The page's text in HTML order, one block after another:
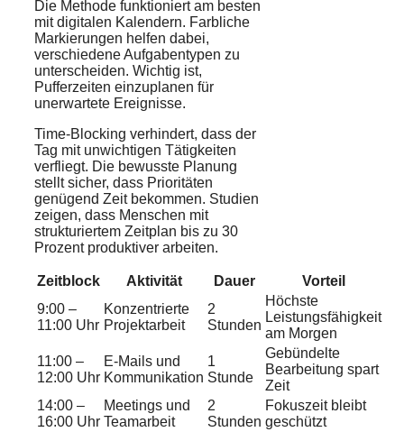
Die Methode funktioniert am besten
mit digitalen Kalendern. Farbliche
Markierungen helfen dabei,
verschiedene Aufgabentypen zu
unterscheiden. Wichtig ist,
Pufferzeiten einzuplanen für
unerwartete Ereignisse.
Time-Blocking verhindert, dass der
Tag mit unwichtigen Tätigkeiten
verfliegt. Die bewusste Planung
stellt sicher, dass Prioritäten
genügend Zeit bekommen. Studien
zeigen, dass Menschen mit
strukturiertem Zeitplan bis zu 30
Prozent produktiver arbeiten.
Zeitblock Aktivität Dauer
Vorteil
9:00 –
11:00 Uhr
Konzentrierte
Projektarbeit
2
Stunden
Höchste
Leistungsfähigkeit
am Morgen
11:00 –
12:00 Uhr
E-Mails und
Kommunikation
1
Stunde
Gebündelte
Bearbeitung spart
Zeit
14:00 –
16:00 Uhr
Meetings und
Teamarbeit
2
Stunden
Fokuszeit bleibt
geschützt